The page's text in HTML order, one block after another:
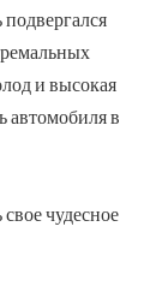
и высокая
автомобиля в
чудесное